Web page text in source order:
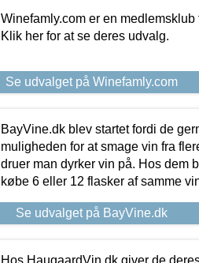
Winefamly.com er en
Klik her for at se deres udvalg.
Se udvalget på Winefamly.com
BayVine.dk blev startet fordi de
muligheden for at smage vin fra
druer man dyrker vin på. Hos dem
købe 6 eller 12 flasker af samme
Se udvalget på BayVine.dk
Hos HaugaardVin.dk giver de